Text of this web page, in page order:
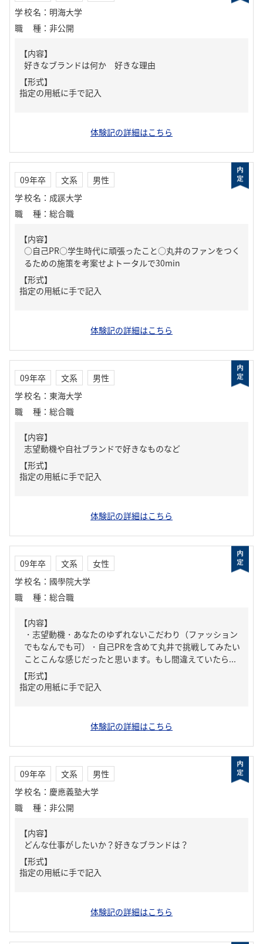
学校名 ： 明海大学
職種 ： 非公開
【内容】
好きなブランドは何か 好きな理由
【形式】
指定の用紙に手で記入
体験記の詳細はこちら
09年卒 文系
男性
学校名 ： 成蹊大学
職種 ： 総合職
【内容】
○自己PR○学生時代に頑張ったこと○丸井のファンをつく
るための施策を考案せよトータルで30min
【形式】
指定の用紙に手で記入
体験記の詳細はこちら
09年卒 文系
男性
学校名 ： 東海大学
職種 ： 総合職
【内容】
志望動機や自社ブランドで好きなものなど
【形式】
指定の用紙に手で記入
体験記の詳細はこちら
09年卒 文系
女性
学校名 ： 國學院大学
職種 ： 総合職
【内容】
・志望動機・あなたのゆずれないこだわり（ファッション
でもなんでも可）・自己PRを含めて丸井で挑戦してみたい
ことこんな感じだったと思います。もし間違えていたら...
【形式】
指定の用紙に手で記入
体験記の詳細はこちら
09年卒 文系
男性
学校名 ： 慶應義塾大学
職種 ： 非公開
【内容】
どんな仕事がしたいか？好きなブランドは？
【形式】
指定の用紙に手で記入
体験記の詳細はこちら